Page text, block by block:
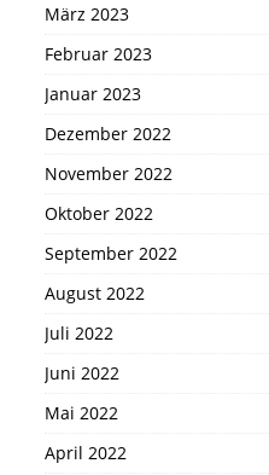
März 2023
Februar 2023
Januar 2023
Dezember 2022
November 2022
Oktober 2022
September 2022
August 2022
Juli 2022
Juni 2022
Mai 2022
April 2022